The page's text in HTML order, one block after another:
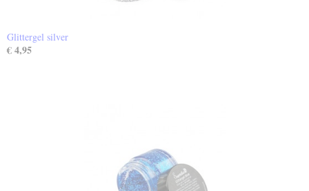
Glittergel silver
€ 4,95